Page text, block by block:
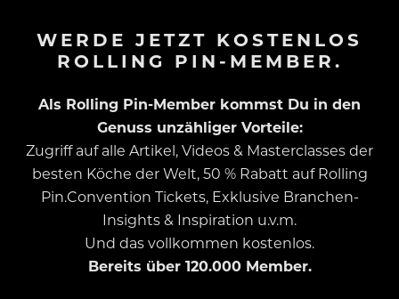
WERDE JETZT KOSTENLOS
ROLLING PIN-MEMBER.
Als Rolling Pin-Member kommst Du in den
Genuss unzähliger Vorteile:
Zugriff auf alle Artikel, Videos & Masterclasses der
besten Köche der Welt, 50 % Rabatt auf Rolling
Pin.Convention Tickets, Exklusive Branchen-
Insights & Inspiration u.v.m.
Und das vollkommen kostenlos.
Bereits über 120.000 Member.